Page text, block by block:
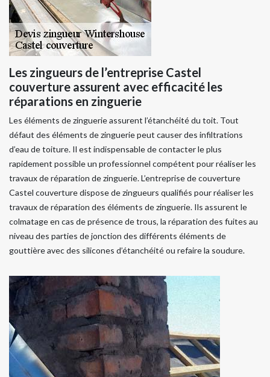
Les zingueurs de l’entreprise Castel
couverture assurent avec efficacité les
réparations en zinguerie
Les éléments de zinguerie assurent l’étanchéité du toit. Tout
défaut des éléments de zinguerie peut causer des infiltrations
d’eau de toiture. Il est indispensable de contacter le plus
rapidement possible un professionnel compétent pour réaliser les
travaux de réparation de zinguerie. L’entreprise de couverture
Castel couverture dispose de zingueurs qualifiés pour réaliser les
travaux de réparation des éléments de zinguerie. Ils assurent le
colmatage en cas de présence de trous, la réparation des fuites au
niveau des parties de jonction des différents éléments de
gouttière avec des silicones d’étanchéité ou refaire la soudure.